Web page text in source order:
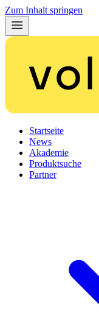
Zum Inhalt springen
Startseite
News
Akademie
Produktsuche
Partner